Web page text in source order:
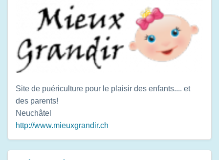
Site de puériculture pour le plaisir des enfants.... et
des parents!
Neuchâtel
http://www.mieuxgrandir.ch